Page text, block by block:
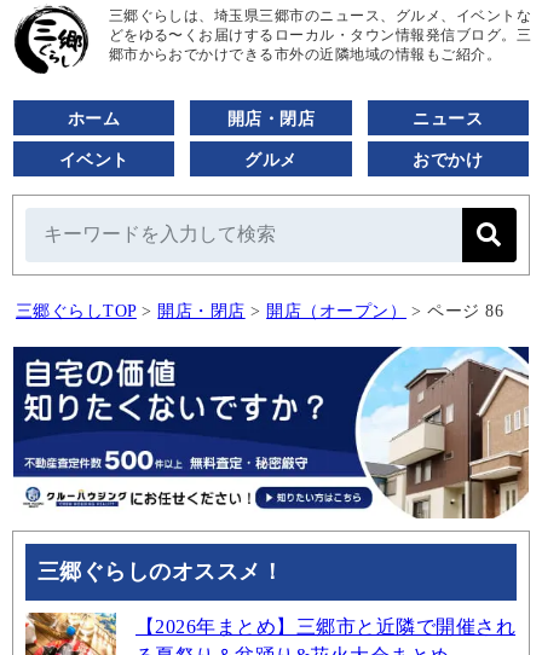
三郷ぐらしは、埼玉県三郷市のニュース、グルメ、イベントな
どをゆる〜くお届けするローカル・タウン情報発信ブログ。三
郷市からおでかけできる市外の近隣地域の情報もご紹介。
ホーム 開店・閉店 ニュース
イベント グルメ おでかけ
三郷ぐらしTOP > 開店・閉店 > 開店（オープン） > ページ 86
三郷ぐらしのオススメ！
【2026年まとめ】三郷市と近隣で開催され